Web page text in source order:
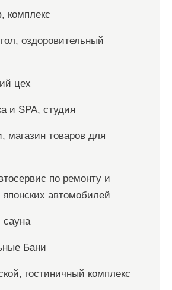
комплекс
оздоровительный
цех
и SPA, студия
магазин товаров для
по ремонту и
автомобилей
сауна
Бани
гостиничный комплекс